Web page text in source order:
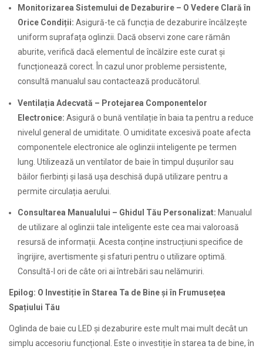
Monitorizarea Sistemului de Dezaburire – O Vedere Clară în
Orice Condiții: Asigură-te că funcția de dezaburire încălzește
uniform suprafața oglinzii. Dacă observi zone care rămân
aburite, verifică dacă elementul de încălzire este curat și
funcționează corect. În cazul unor probleme persistente,
consultă manualul sau contactează producătorul.
Ventilația Adecvată – Protejarea Componentelor
Electronice: Asigură o bună ventilație în baia ta pentru a reduce
nivelul general de umiditate. O umiditate excesivă poate afecta
componentele electronice ale oglinzii inteligente pe termen
lung. Utilizează un ventilator de baie în timpul dușurilor sau
băilor fierbinți și lasă ușa deschisă după utilizare pentru a
permite circulația aerului.
Consultarea Manualului – Ghidul Tău Personalizat: Manualul
de utilizare al oglinzii tale inteligente este cea mai valoroasă
resursă de informații. Acesta conține instrucțiuni specifice de
îngrijire, avertismente și sfaturi pentru o utilizare optimă.
Consultă-l ori de câte ori ai întrebări sau nelămuriri.
Epilog: O Investiție în Starea Ta de Bine și în Frumusețea
Spațiului Tău
Oglinda de baie cu LED și dezaburire este mult mai mult decât un
simplu accesoriu funcțional. Este o investiție în starea ta de bine, în